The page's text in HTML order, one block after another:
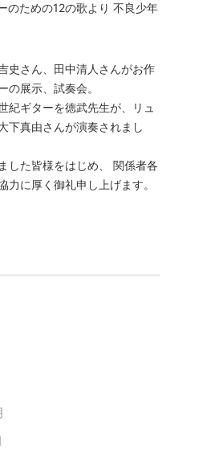
のための12の歌より 不良少年
史さん、田中清人さんがお作
の展示、試奏会。
紀ギターを徳武先生が、リュ
下真由さんが演奏されまし
した皆様をはじめ、 関係者各
力に厚く御礼申し上げます。